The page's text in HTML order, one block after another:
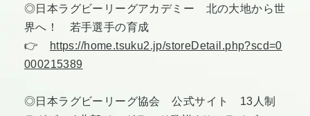
◎日本ラグビーリーグアカデミー 北の大地から世
界へ！ 若手選手の育成
👉 https://home.tsuku2.jp/storeDetail.php?scd=0
000215389
◎日本ラグビーリーグ協会 公式サイト 13人制